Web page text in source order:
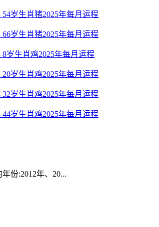
岁生肖猪2025年每月运程
岁生肖猪2025年每月运程
岁生肖鸡2025年每月运程
岁生肖鸡2025年每月运程
岁生肖鸡2025年每月运程
岁生肖鸡2025年每月运程
份:2012年、20...